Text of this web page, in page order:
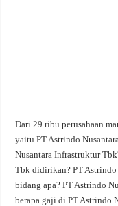
Dari 29 ribu perusahaan
yaitu PT Astrindo
Nusantara Infrastruktur
Tbk didirikan? PT
bidang apa? PT Astrindo
berapa gaji di PT Astrindo